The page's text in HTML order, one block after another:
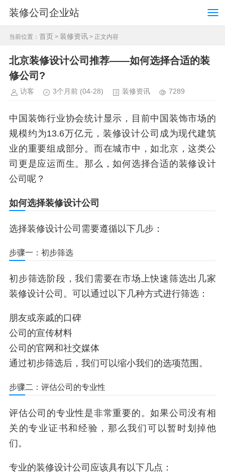
装修公司企业站
当前位置： 首页 > 装修资讯 > 正文内容
北京装修设计公司推荐——如何选择合适的装
修公司?
访客 3个月前 (04-28) 装修资讯 7289
中国装饰行业协会统计显示，目前中国装饰市场的
规模约为13.6万亿元，装修设计公司成为现代建筑
业的重要组成部分。而在城市中，如北京，这类公
司更是应运而生。那么，如何选择合适的装修设计
公司呢？
如何选择装修设计公司
选择装修设计公司需要遵循以下几步：
步骤一：初步筛选
初步筛选阶段，我们需要在市场上快速筛选出几家
装修设计公司。可以通过以下几种方式进行筛选：
朋友或亲戚的口碑
公司的宣传材料
公司的官网和社交媒体
通过初步筛选后，我们可以缩小我们的选项范围。
步骤二：评估公司的专业性
评估公司的专业性是非常重要的。如果公司没有相
关的专业证书和经验，那么我们可以暂时划掉他
们。
专业的装修设计公司应该具有以下几点：